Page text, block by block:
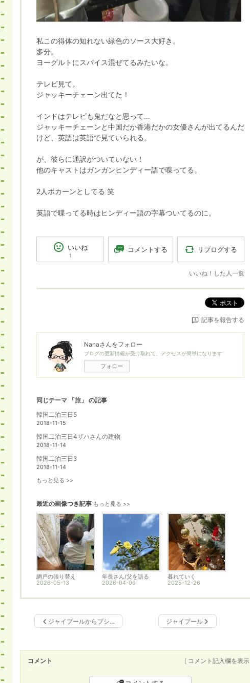
私この得体の知れない緑色のソース大好き。
多分。
ヨーグルトにスパイス混ぜてるみたいな。
テレビ見て。
ジャッキーチェーン出てた！
インドはテレビも鬼だなと思って…
ジャッキーチェーンと中国だか香港だかの女優さんが出てるんだ
けど、英語は英語で見ていられる。
が、彼らに通訳がついていない！
他のキャストはガンガンヒンディー語で喋ってる。
2人ポカーンとしてる 笑
英語で喋ってる時はヒンディー語の字幕ついてるのに。
いいね
1
コメントする リブログする
いいね！した人一覧
ポスト
記事を報告する
Nanaさんをフォロー
ブログの更新情報が受け取れて、アクセスが簡単になります
フォロー
同じテーマ 「旅 」 の記事
韓国二泊三日5
2018-11-15
韓国二泊三日4ザハさんの建物
2018-11-14
韓国二泊三日3
2018-11-14
もっと見る >>
最近の画像つき記事 もっと見る >>
網戸の張り替え
2026-05-13
年長さん/父を語る
2026-04-06
暮れていく
2025-12-26
ジャイプールからプシ… ジャイプール
[ コメント記入欄を表示
コメント